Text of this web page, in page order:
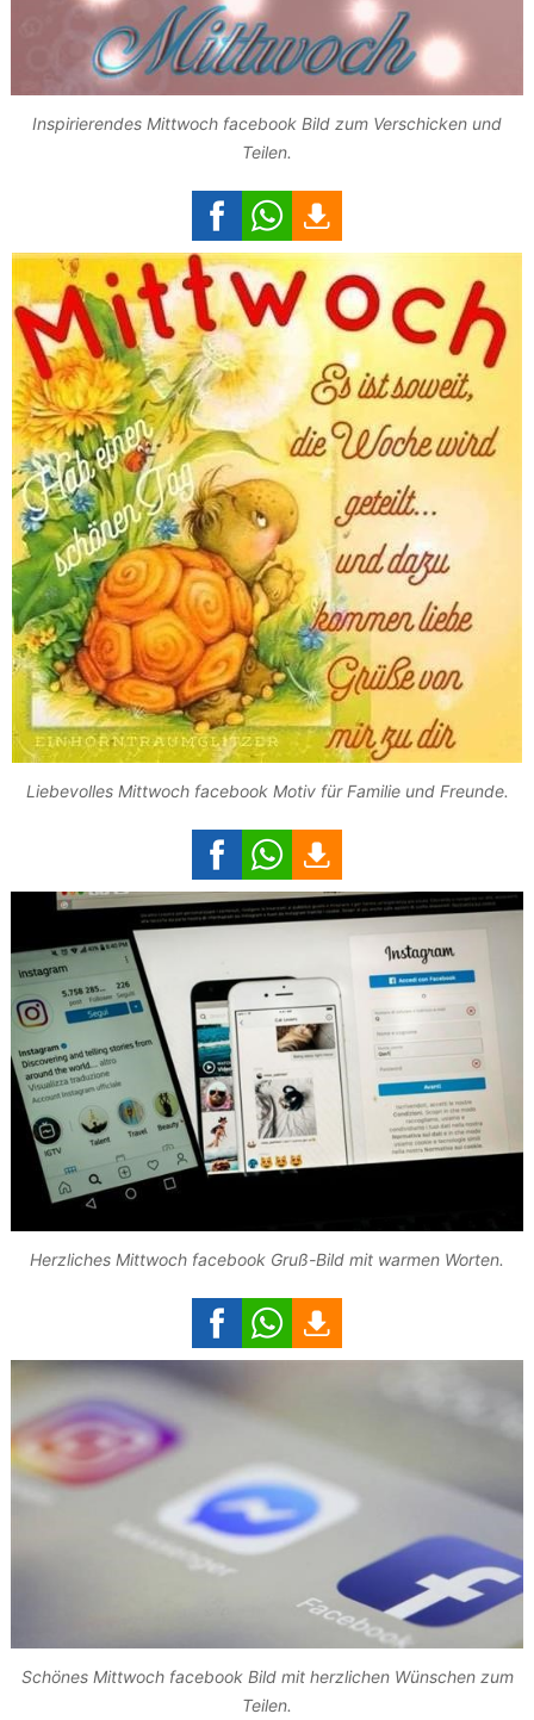
Inspirierendes Mittwoch facebook Bild zum Verschicken und
Teilen.
Liebevolles Mittwoch facebook Motiv für Familie und Freunde.
Herzliches Mittwoch facebook Gruß-Bild mit warmen Worten.
Schönes Mittwoch facebook Bild mit herzlichen Wünschen zum
Teilen.